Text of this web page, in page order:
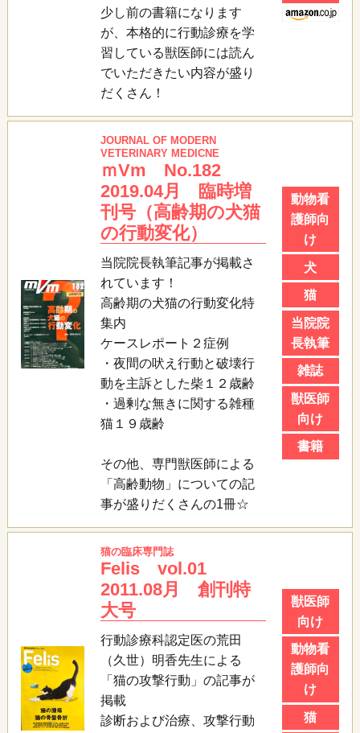
少し前の書籍になります
が、本格的に行動診療を学
習している獣医師には読ん
でいただきたい内容が盛り
だくさん！
JOURNAL OF MODERN
VETERINARY MEDICNE
ｍVm No.182
2019.04月 臨時増
刊号（高齢期の犬猫
の行動変化）
当院院長執筆記事が掲載さ
れています！
高齢期の犬猫の行動変化特
集内
ケースレポート２症例
・夜間の吠え行動と破壊行
動を主訴とした柴１２歳齢
・過剰な無きに関する雑種
猫１９歳齢
その他、専門獣医師による
「高齢動物」についての記
事が盛りだくさんの1冊☆
動物看
護師向
け
犬
猫
当院院
長執筆
雑誌
獣医師
向け
書籍
猫の臨床専門誌
Felis vol.01
2011.08月 創刊特
大号
行動診療科認定医の荒田
（久世）明香先生による
「猫の攻撃行動」の記事が
掲載
診断および治療、攻撃行動
獣医師
向け
動物看
護師向
け
猫